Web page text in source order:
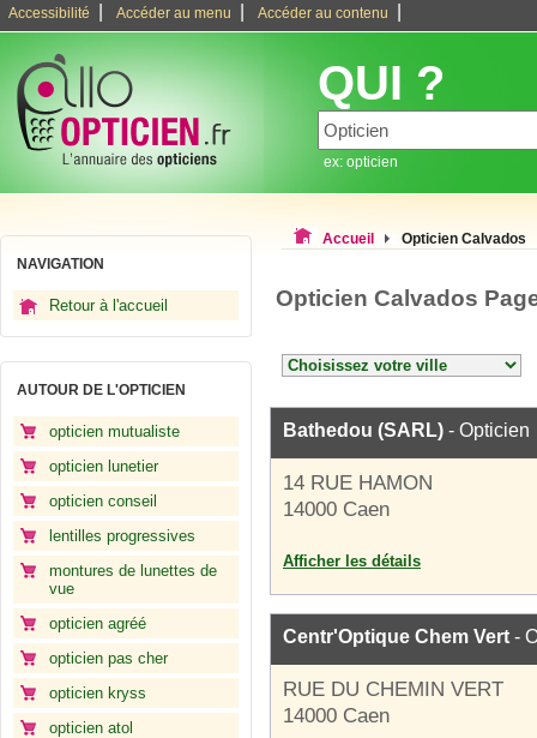
Accessibilité Accéder au menu Accéder au contenu
QUI ?
ex: opticien
NAVIGATION
Retour à l'accueil
AUTOUR DE L'OPTICIEN
opticien mutualiste
opticien lunetier
opticien conseil
lentilles progressives
montures de lunettes de
vue
opticien agréé
opticien pas cher
opticien kryss
opticien atol
Accueil Opticien Calvados
Opticien Calvados
Bathedou (SARL) - Opticien
14 RUE HAMON
14000 Caen
Afficher les détails
Centr'Optique Chem Vert -
RUE DU CHEMIN VERT
14000 Caen